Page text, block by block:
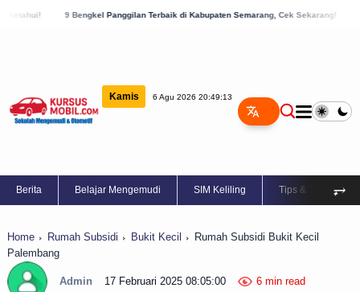
Panggilan Terbaik di Kabupaten Semarang, Cek Sekarang! 8 Daftar Bengkel
Kamis 6 Agu 2026 20:49:14
Berita Belajar Mengemudi SIM Keliling Tips & Trik ⥅
Home Rumah Subsidi Bukit Kecil
Rumah Subsidi Bukit Kecil
Palembang
Admin 17 Februari 2025 08:05:00 6 min read